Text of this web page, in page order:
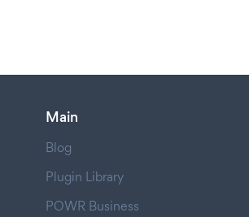
Main
Blog
Plugin Library
POWR Business